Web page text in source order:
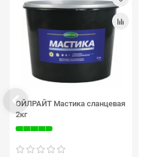
ОЙЛРАЙТ Мастика сланцевая
2кг